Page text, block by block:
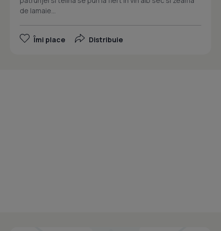
de lamaie...
Îmi place Distribuie